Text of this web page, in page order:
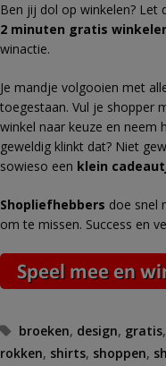
Ben jij dol op winkelen? Let
2 minuten gratis
winactie.
Je mandje volgooien met
toegestaan. Vul je shopper
winkel naar keuze en neem
geweldig klinkt dat? Niet
sowieso een klein
Shopliefhebbers doe snel
om te missen. Success en
Tags
broeken, design, gratis,
rokken, shirts, shoppen,